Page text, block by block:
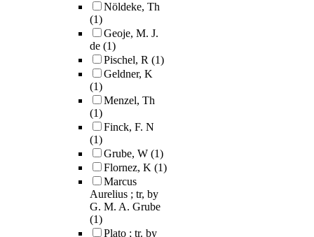
Nöldeke, Th
(1)
Geoje, M. J.
de (1)
Pischel, R (1)
Geldner, K
(1)
Menzel, Th
(1)
Finck, F. N
(1)
Grube, W (1)
Flornez, K (1)
Marcus
Aurelius ; tr, by
G. M. A. Grube
(1)
Plato ; tr. by